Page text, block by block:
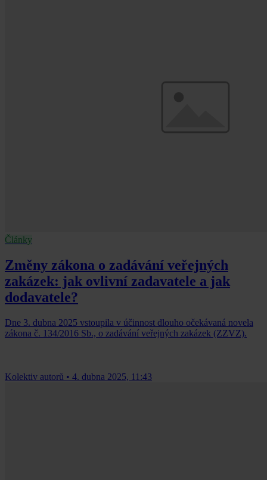
Články
Změny zákona o zadávání veřejných
zakázek: jak ovlivní zadavatele a jak
dodavatele?
Dne 3. dubna 2025 vstoupila v účinnost dlouho očekávaná novela
zákona č. 134/2016 Sb., o zadávání veřejných zakázek (ZZVZ).
Kolektiv autorů • 4. dubna 2025, 11:43